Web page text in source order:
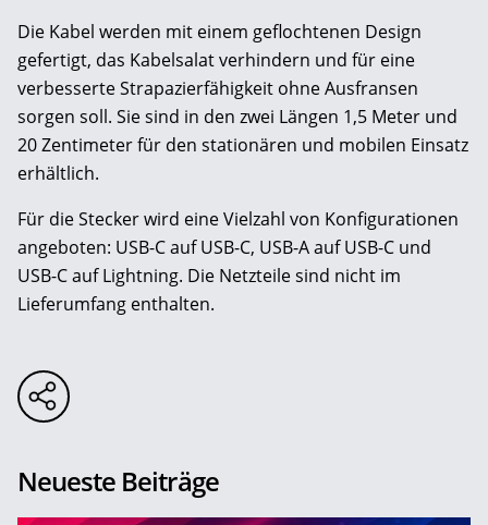
Die Kabel werden mit einem geflochtenen Design
gefertigt, das Kabelsalat verhindern und für eine
verbesserte Strapazierfähigkeit ohne Ausfransen
sorgen soll. Sie sind in den zwei Längen 1,5 Meter und
20 Zentimeter für den stationären und mobilen Einsatz
erhältlich.
Für die Stecker wird eine Vielzahl von Konfigurationen
angeboten: USB-C auf USB-C, USB-A auf USB-C und
USB-C auf Lightning. Die Netzteile sind nicht im
Lieferumfang enthalten.
Neueste Beiträge